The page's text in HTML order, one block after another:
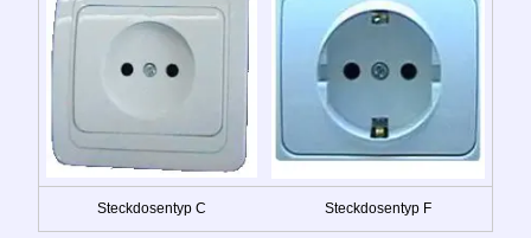
Steckdosentyp C Steckdosentyp F